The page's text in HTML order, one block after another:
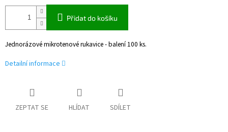
Přidat do košíku
Jednorázové mikrotenové rukavice - balení 100 ks.
Detailní informace
ZEPTAT SE HLÍDAT SDÍLET